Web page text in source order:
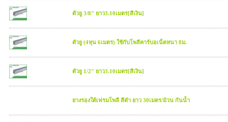
ตัวยู 3/8" ยาว3.10เมตร[สีเงิน]
ตัวยู (4หุน 6เมตร) ใช้กับโพลีคาร์บอเน็ตหนา 8ม.
ตัวยู 1/2" ยาว3.10เมตร[สีเงิน]
ยางรองใต้เฟรมโพลี สีดำ ยาว 30เมตร/ม้วน กันน้ำ